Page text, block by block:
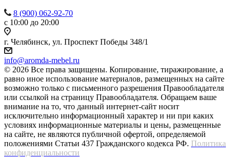
8 (900) 062-92-70
с 10:00 до 20:00
г. Челябинск, ул. Проспект Победы 348/1
info@aromda-mebel.ru
© 2026 Все права защищены. Копирование, тиражирование, а
равно иное использование материалов, размещенных на сайте
возможно только с письменного разрешения Правообладателя
или ссылкой на страницу Правообладателя. Обращаем ваше
внимание на то, что данный интернет-сайт носит
исключительно информационный характер и ни при каких
условиях информационные материалы и цены, размещенные
на сайте, не являются публичной офертой, определяемой
положениями Статьи 437 Гражданского кодекса РФ. Политика
конфиденциальности